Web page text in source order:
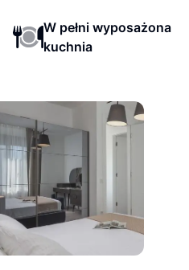
W pełni wyposażona
kuchnia